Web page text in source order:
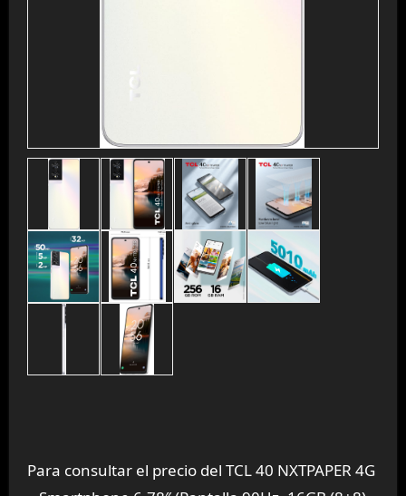
Para consultar el precio del TCL 40 NXTPAPER 4G